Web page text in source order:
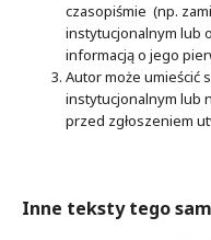
czasopiśmie (np.
instytucjonalnym lub
informacją o jego
Autor może umieścić
instytucjonalnym lub
przed zgłoszeniem
Inne teksty tego